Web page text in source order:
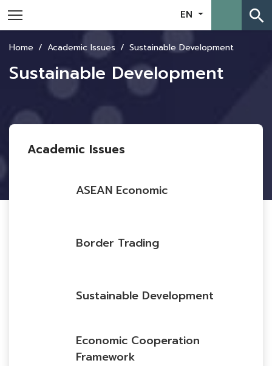
EN search
Home Academic Issues Sustainable Development
Sustainable Development
Academic Issues
ASEAN Economic
Border Trading
Sustainable Development
Economic Cooperation
Framework